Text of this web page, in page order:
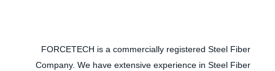
FORCETECH is a commercially registered Steel Fiber
Company. We have extensive experience in Steel Fiber